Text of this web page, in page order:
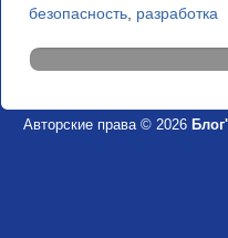
безопасность, разработка
Авторские права © 2026